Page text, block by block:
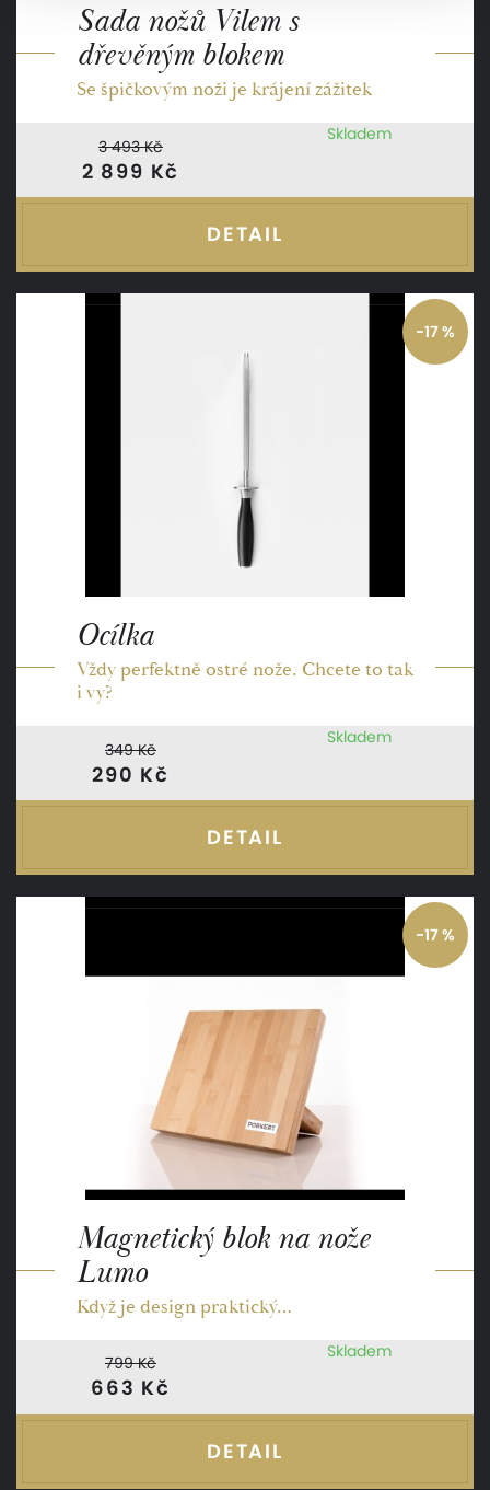
Sada nožů Vilem s
dřevěným blokem
Se špičkovým noži je krájení zážitek
3 493 Kč
2 899 Kč
Skladem
DETAIL
-17 %
Ocílka
Vždy perfektně ostré nože. Chcete to tak
i vy?
349 Kč
290 Kč
Skladem
DETAIL
-17 %
Magnetický blok na nože
Lumo
Když je design praktický…
799 Kč
663 Kč
Skladem
DETAIL